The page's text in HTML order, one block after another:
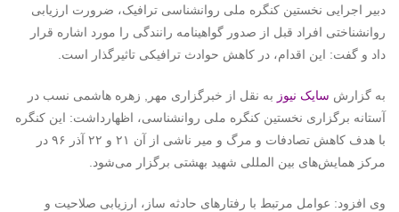
دبیر اجرایی نخستین کنگره ملی روانشناسی ترافیک، ضرورت ارزیابی
روانشناختی افراد قبل از صدور گواهینامه رانندگی را مورد اشاره قرار
داد و گفت: این اقدام، در کاهش حوادث ترافیکی تاثیرگذار است.
به گزارش سایک نیوز به نقل از خبرگزاری مهر, زهره هاشمی نسب در
آستانه برگزاری نخستین کنگره ملی روانشناسی، اظهارداشت: این کنگره
با هدف کاهش تصادفات و مرگ و میر ناشی از آن ۲۱ و ۲۲ آذر ۹۶ در
مرکز همایش‌های بین المللی شهید بهشتی برگزار می‌شود.
وی افزود: عوامل مرتبط با رفتارهای حادثه ساز، ارزیابی صلاحیت و